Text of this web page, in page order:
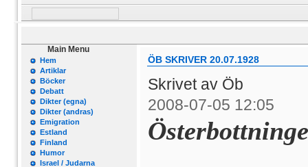
Main Menu
Hem
Artiklar
Böcker
Debatt
Dikter (egna)
Dikter (andras)
Emigration
Estland
Finland
Humor
Israel / Judarna
ÖB SKRIVER 20.07.1928
Skrivet av Öb
2008-07-05 12:05